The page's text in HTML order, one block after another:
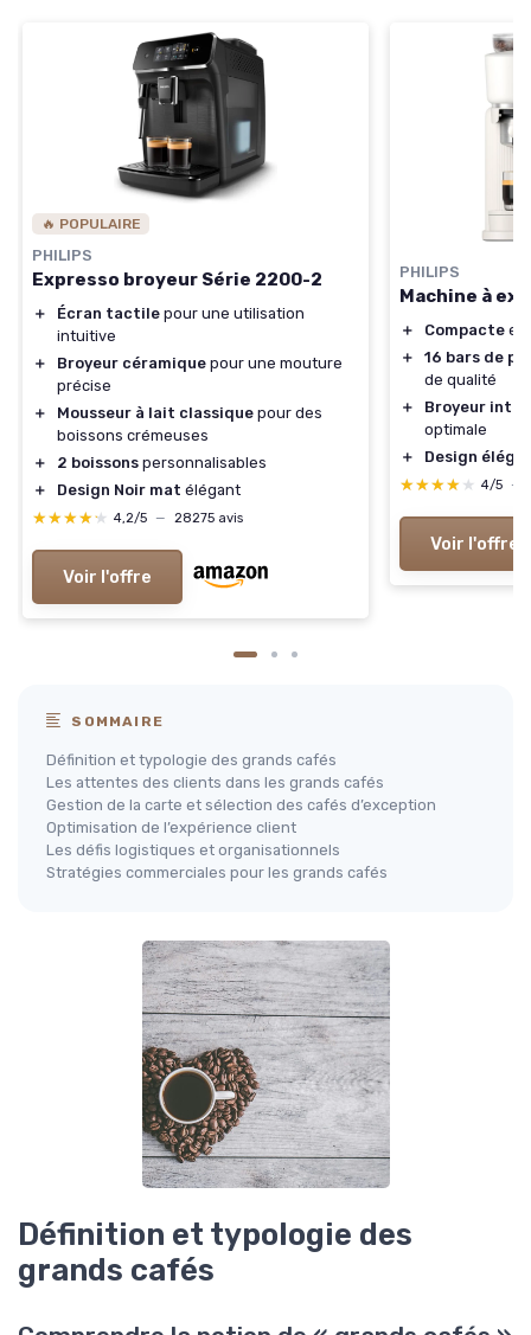
🔥 POPULAIRE
PHILIPS
Expresso broyeur Série 2200-2
＋ Écran tactile pour une utilisation
intuitive
＋
Broyeur céramique pour une mouture
précise
＋
Mousseur à lait classique pour des
boissons crémeuses
＋
2 boissons personnalisables
＋
Design Noir mat élégant
★★★★★
★★★★★ 4,2/5 — 28275 avis
Voir l'offre
PHILIPS
Machine à
＋ Compacte et
＋
16 bars de
de qualité
＋
Broyeur
optimale
＋
Design
★★★★★
★★★★★ 4/5 —
Voir l'offre
SOMMAIRE
Définition et typologie des grands cafés
Les attentes des clients dans les grands cafés
Gestion de la carte et sélection des cafés d’exception
Optimisation de l’expérience client
Les défis logistiques et organisationnels
Stratégies commerciales pour les grands cafés
Définition et typologie des
grands cafés